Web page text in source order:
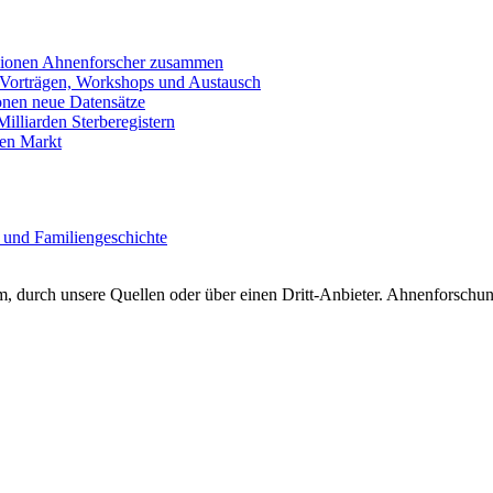
Ahnenforscher zusammen
Workshops und Austausch
neue Datensätze
Sterberegistern
Markt
Familiengeschichte
unsere Quellen oder über einen Dritt-Anbieter.